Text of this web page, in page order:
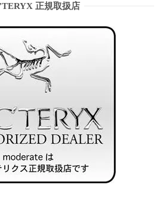
正規取扱店